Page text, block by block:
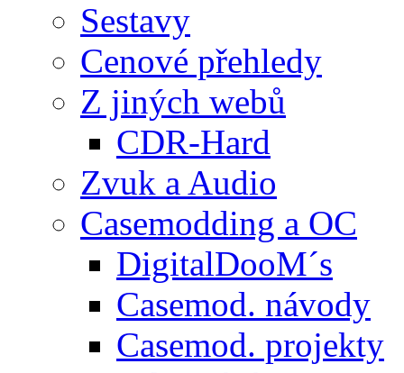
Sestavy
Cenové přehledy
Z jiných webů
CDR-Hard
Zvuk a Audio
Casemodding a OC
DigitalDooM´s
Casemod. návody
Casemod. projekty